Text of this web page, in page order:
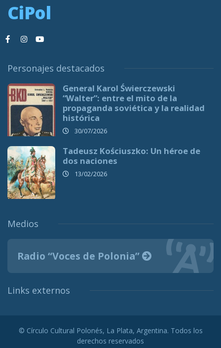
CiPol
Personajes destacados
General Karol Świerczewski
“Walter”: entre el mito de la
propaganda soviética y la realidad
histórica
30/07/2026
Tadeusz Kościuszko: Un héroe de
dos naciones
13/02/2026
Medios
Radio “Voces de Polonia”
Links externos
© Círculo Cultural Polonés, La Plata, Argentina. Todos los
derechos reservados